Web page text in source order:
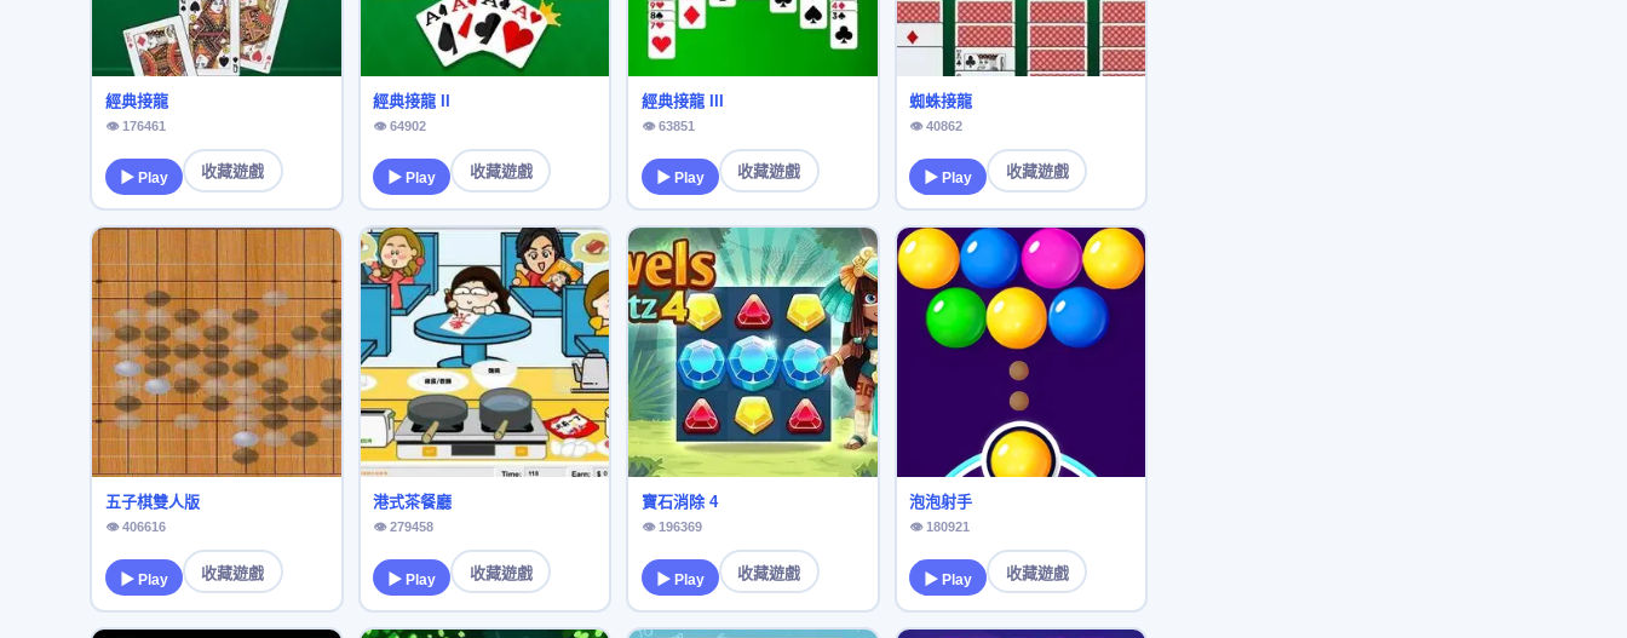
經典接龍
👁 176461
▶ Play 收藏遊戲
經典接龍 II
👁 64902
▶ Play 收藏遊戲
經典接龍 III
👁 63851
▶ Play 收藏遊戲
蜘蛛接龍
👁 40862
▶ Play 收藏遊戲
五子棋雙人版
👁 406616
▶ Play 收藏遊戲
港式茶餐廳
👁 279458
▶ Play 收藏遊戲
寶石消除 4
👁 196369
▶ Play 收藏遊戲
泡泡射手
👁 180921
▶ Play 收藏遊戲